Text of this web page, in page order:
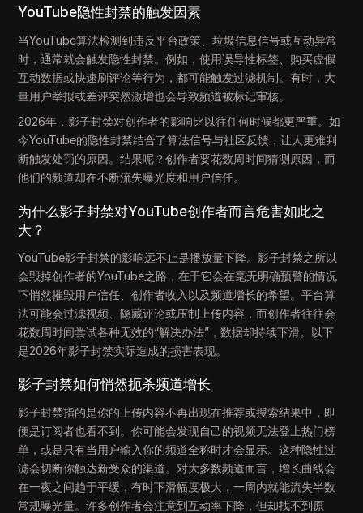
YouTube隐性封禁的触发因素
当YouTube算法检测到违反平台政策、垃圾信息信号或互动异常
时，通常就会触发隐性封禁。例如，使用误导性标签、购买虚假
互动数据或快速刷评论等行为，都可能触发过滤机制。有时，大
量用户举报或差评突然激增也会导致频道被标记审核。
2026年，影子封禁对创作者的影响比以往任何时候都更严重。如
今YouTube的隐性封禁结合了算法信号与社区反馈，让人更难判
断触发处罚的原因。结果呢？创作者要花数周时间猜测原因，而
他们的频道却在不断流失曝光度和用户信任。
为什么影子封禁对YouTube创作者而言危害如此之
大？
YouTube影子封禁的影响远不止是播放量下降。影子封禁之所以
会毁掉创作者的YouTube之路，在于它会在毫无明确预警的情况
下悄然摧毁用户信任、创作者收入以及频道增长的希望。平台算
法可能会过滤视频、隐藏评论或压制上传内容，而创作者往往会
花数周时间尝试各种无效的“解决办法”，数据却持续下滑。以下
是2026年影子封禁实际造成的损害表现。
影子封禁如何悄然扼杀频道增长
影子封禁指的是你的上传内容不再出现在推荐或搜索结果中，即
便是订阅者也看不到。你可能会发现自己的视频无法登上热门榜
单，或是只有当用户输入你的频道全称时才会显示。这种隐性过
滤会切断你触达新受众的渠道。对大多数频道而言，增长曲线会
在一夜之间趋于平缓，有时下滑幅度极大，一周内就能流失半数
常规曝光量。许多创作者会注意到互动率下降，但却找不到原